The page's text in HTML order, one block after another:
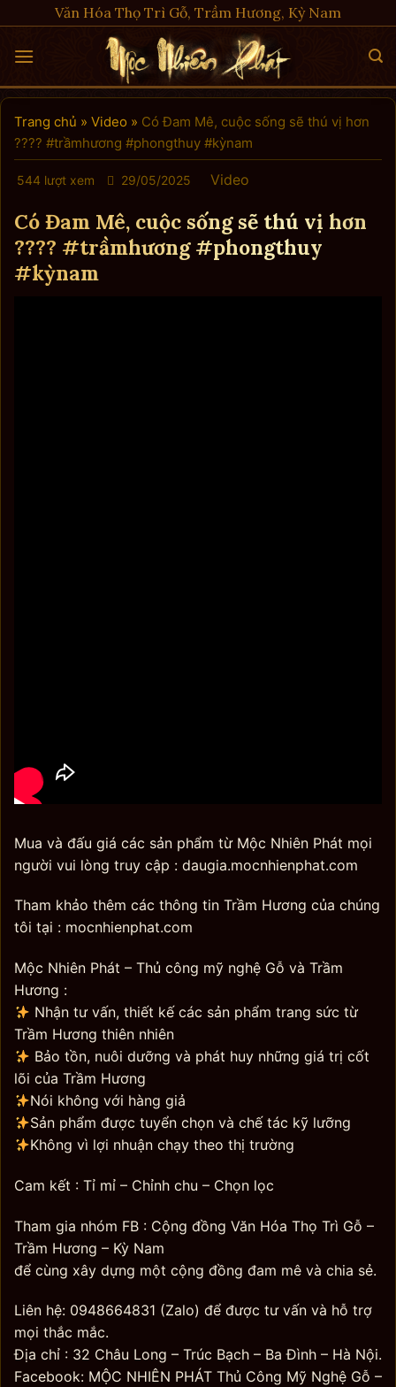
to
content
Văn Hóa Thọ Trì Gỗ, Trầm Hương, Kỳ Nam
Trang chủ » Video » Có Đam Mê, cuộc sống sẽ thú vị hơn
???? #trầmhương #phongthuy #kỳnam
544 lượt xem 29/05/2025 Video
Có Đam Mê, cuộc sống sẽ thú vị hơn
???? #trầmhương #phongthuy
#kỳnam
Mua và đấu giá các sản phẩm từ Mộc Nhiên Phát mọi
người vui lòng truy cập : daugia.mocnhienphat.com
Tham khảo thêm các thông tin Trầm Hương của chúng
tôi tại : mocnhienphat.com
Mộc Nhiên Phát – Thủ công mỹ nghệ Gỗ và Trầm
Hương :
Nhận tư vấn, thiết kế các sản phẩm trang sức từ
Trầm Hương thiên nhiên
Bảo tồn, nuôi dưỡng và phát huy những giá trị cốt
lõi của Trầm Hương
Nói không với hàng giả
Sản phẩm được tuyển chọn và chế tác kỹ lưỡng
Không vì lợi nhuận chạy theo thị trường
Cam kết : Tỉ mỉ – Chỉnh chu – Chọn lọc
Tham gia nhóm FB : Cộng đồng Văn Hóa Thọ Trì Gỗ –
Trầm Hương – Kỳ Nam
để cùng xây dựng một cộng đồng đam mê và chia sẻ.
Liên hệ: 0948664831 (Zalo) để được tư vấn và hỗ trợ
mọi thắc mắc.
Địa chỉ : 32 Châu Long – Trúc Bạch – Ba Đình – Hà Nội.
Facebook: MỘC NHIÊN PHÁT Thủ Công Mỹ Nghệ Gỗ –